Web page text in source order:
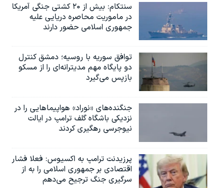
سنتکام: بیش از ۲۰ کشتی جنگی آمریکا
در ماموریت محاصره دریایی علیه
جمهوری اسلامی حضور دارند
توافق سوریه با روسیه؛ دمشق کنترل
دو پایگاه مهم مدیترانه‌ای را از مسکو
بازپس می‌گیرد
جنگنده‌های «نوراد» هواپیماهایی را در
نزدیکی باشگاه گلف ترامپ در ایالت
نیوجرسی رهگیری کردند
پرزیدنت ترامپ به اکسیوس: فعلا فشار
اقتصادی بر جمهوری اسلامی را به از
سرگیری جنگ ترجیح می‌دهم